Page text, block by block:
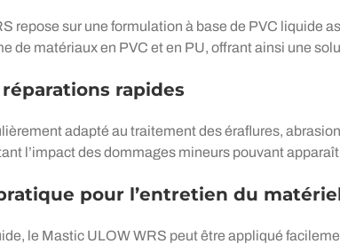
repose sur une formulation à base de PVC liquide
de matériaux en PVC et en PU, offrant ainsi une
rapides
adapté au traitement des éraflures,
l’impact des dommages mineurs pouvant
pour l’entretien du
le Mastic ULOW WRS peut être appliqué